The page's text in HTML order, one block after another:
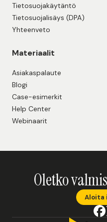
Tietosuojakäytäntö
Tietosuojalisäys (DPA)
Yhteenveto
Materiaalit
Asiakaspalaute
Blogi
Case-esimerkit
Help Center
Webinaarit
Oletko valmis
Aloita